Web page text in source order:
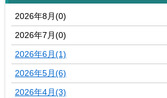
2026年8月(0)
2026年7月(0)
2026年6月(1)
2026年5月(6)
2026年4月(3)